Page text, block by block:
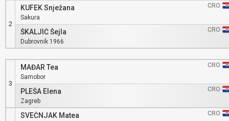
2
KUFEK Snježana
CRO
Sakura
ŠKALJIĆ Šejla
CRO
Dubrovnik 1966
3
MAĐAR Tea
CRO
Samobor
PLEŠA Elena
CRO
Zagreb
SVEČNJAK Matea
CRO